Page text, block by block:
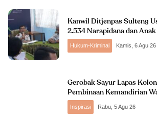
Kanwil Ditjenpas Sulteng
2.534 Narapidana dan
Hukum-Kriminal Kamis, 6 Agu 26
Gerobak Sayur Lapas
Pembinaan Kemandirian
Inspirasi Rabu, 5 Agu 26